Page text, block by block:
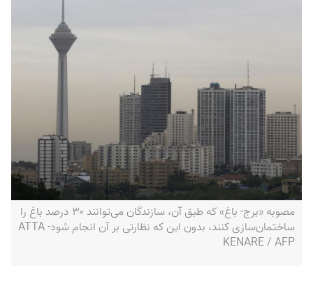
مصوبه «برج- باغ» که طبق آن، سازندگان می‌‌توانند ۳۰ درصد باغ را
ساختمان‌‌سازی کنند، بدون این که نظارتی بر آن انجام شود- ATTA
KENARE / AFP